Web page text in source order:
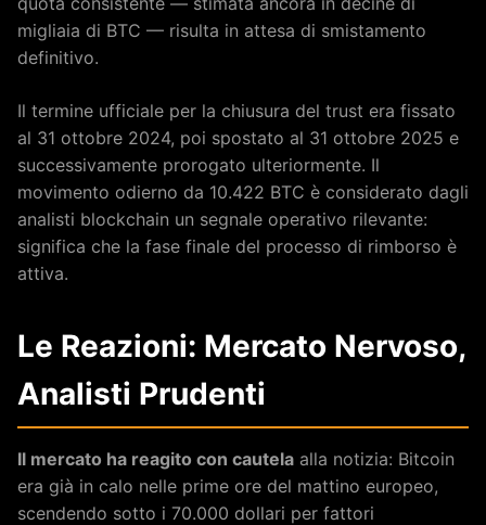
migliaia di BTC — risulta in attesa di smistamento
definitivo.
Il termine ufficiale per la chiusura del trust era fissato
al 31 ottobre 2024, poi spostato al 31 ottobre 2025 e
successivamente prorogato ulteriormente. Il
movimento odierno da 10.422 BTC è considerato dagli
analisti blockchain un segnale operativo rilevante:
significa che la fase finale del processo di rimborso è
attiva.
Le Reazioni: Mercato Nervoso,
Analisti Prudenti
Il mercato ha reagito con cautela alla notizia: Bitcoin
era già in calo nelle prime ore del mattino europeo,
scendendo sotto i 70.000 dollari per fattori